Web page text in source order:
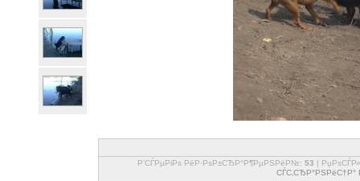
Р’СЃРµРіРѕ РёР·РѕР±СЂР°Р¶РµРЅРёР№: 53 |
СЃС‚СЂР°РЅРёС†Р°